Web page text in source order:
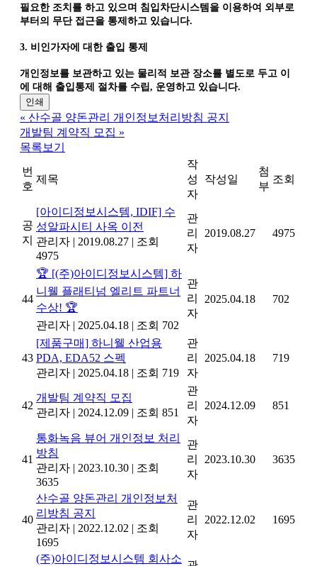
필요한 조치를 하고 있으며 침입차단시스템을 이용하여 외부로
부터의 무단 접근을 통제하고 있습니다.
3. 비인가자에 대한 출입 통제
개인정보를 보관하고 있는 물리적 보관 장소를 별도로 두고 이
에 대해 출입통제 절차를 수립, 운영하고 있습니다.
인쇄
« 산수골 양돈관리 개인정보처리방침 공지
개발팀 계약직 모집 »
목록보기
번
호
제목
작
성
자
작성일
첨
부
조회
공
지
[아이디정보시스템, IDIF] 수
성알파시티 사옥 이전
관리자 | 2019.08.27 | 조회
4975
관
리
자
2019.08.27 4975
44
🏆 [(주)아이디정보시스템] 하
니웰 플래티넘 엘리트 파트너
수상! 🏆
관리자 | 2025.04.18 | 조회 702
관
리
자
2025.04.18 702
43
[제품구매] 하니웰 산업용
PDA, EDA52 스펙
관리자 | 2025.04.18 | 조회 719
관
리
자
2025.04.18 719
42
개발팀 계약직 모집
관리자 | 2024.12.09 | 조회 851
관
리
자
2024.12.09 851
41
통화녹음 뷰어 개인정보 처리
방침
관리자 | 2023.10.30 | 조회
3635
관
리
자
2023.10.30 3635
40
산수골 양돈관리 개인정보처
리방침 공지
관리자 | 2022.12.02 | 조회
1695
관
리
자
2022.12.02 1695
(주)아이디정보시스템 회사소